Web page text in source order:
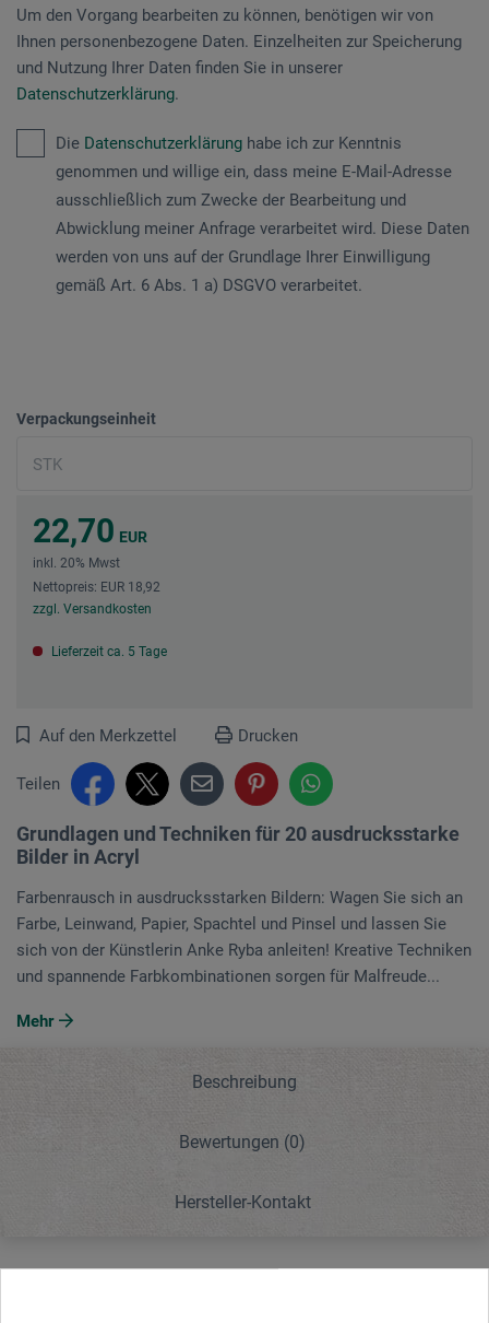
Um den Vorgang bearbeiten zu können, benötigen wir von
Ihnen personenbezogene Daten. Einzelheiten zur Speicherung
und Nutzung Ihrer Daten finden Sie in unserer
Datenschutzerklärung.
Die Datenschutzerklärung habe ich zur Kenntnis
genommen und willige ein, dass meine E-Mail-Adresse
ausschließlich zum Zwecke der Bearbeitung und
Abwicklung meiner Anfrage verarbeitet wird. Diese Daten
werden von uns auf der Grundlage Ihrer Einwilligung
gemäß Art. 6 Abs. 1 a) DSGVO verarbeitet.
Verpackungseinheit
22,70 EUR
inkl. 20% Mwst
Nettopreis: EUR 18,92
zzgl. Versandkosten
Lieferzeit ca. 5 Tage
Auf den Merkzettel Drucken
Teilen
Grundlagen und Techniken für 20 ausdrucksstarke
Bilder in Acryl
Farbenrausch in ausdrucksstarken Bildern: Wagen Sie sich an
Farbe, Leinwand, Papier, Spachtel und Pinsel und lassen Sie
sich von der Künstlerin Anke Ryba anleiten! Kreative Techniken
und spannende Farbkombinationen sorgen für Malfreude...
Mehr
Beschreibung
Bewertungen (0)
Hersteller-Kontakt